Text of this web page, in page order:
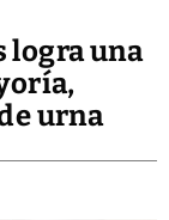
logra una
urna